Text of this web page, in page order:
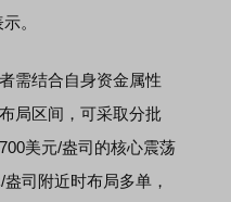
。
需结合自身资金属性
局区间，可采取分批
美元/盎司的核心震荡
司附近时布局多单，